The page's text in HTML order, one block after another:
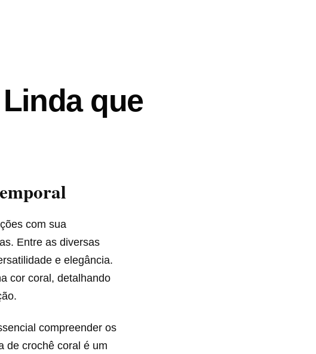
que
com sua
Entre as diversas
e elegância.
cor coral, detalhando
compreender os
de crochê coral é um